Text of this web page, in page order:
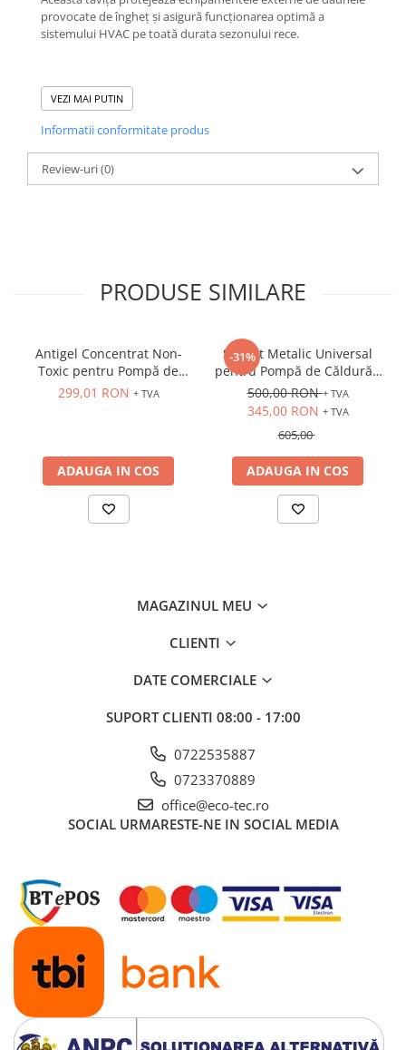
provocate de îngheț și asigură funcționarea optimă a
sistemului HVAC pe toată durata sezonului rece.
VEZI MAI PUTIN
Informatii conformitate produs
Review-uri(0)
PRODUSE SIMILARE
Antigel Concentrat Non-
Toxic pentru Pompă de
Căldură și Instalații Termice
299,01 RON + TVA
ADAUGA IN COS
-31%
Suport Metalic Universal
pentru Pompă de Căldură -
Reglabil, Exterior
500,00 RON+ TVA
345,00 RON + TVA
605,00
ADAUGA IN COS
MAGAZINUL MEU
CLIENTI
DATE COMERCIALE
SUPORT CLIENTI 08:00 - 17:00
0722535887
0723370889
office@eco-tec.ro
SOCIAL URMARESTE-NE IN SOCIAL MEDIA